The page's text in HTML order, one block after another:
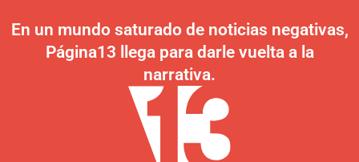
En un mundo saturado de noticias negativas,
Página13 llega para darle vuelta a la
narrativa.